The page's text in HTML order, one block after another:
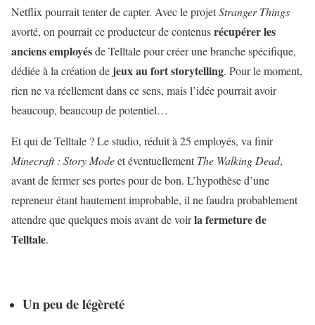
Netflix pourrait tenter de capter. Avec le projetStranger Things
avorté, on pourrait ce producteur de contenusrécupérer les
anciens employésde Telltale pour créer une branche spécifique,
dédiée à la création de jeux au fort storytelling. Pour le moment,
rien ne va réellement dans ce sens, mais l’idée pourrait avoir
beaucoup, beaucoup de potentiel…
Et qui de Telltale ? Le studio, réduit à 25 employés, va finir
Minecraft : Story Modeet éventuellementThe Walking Dead,
avant de fermer ses portes pour de bon. L’hypothèse d’une
repreneur étant hautement improbable, il ne faudra probablement
attendre que quelques mois avant de voirla fermeture de
Telltale.
Un peu de légèreté